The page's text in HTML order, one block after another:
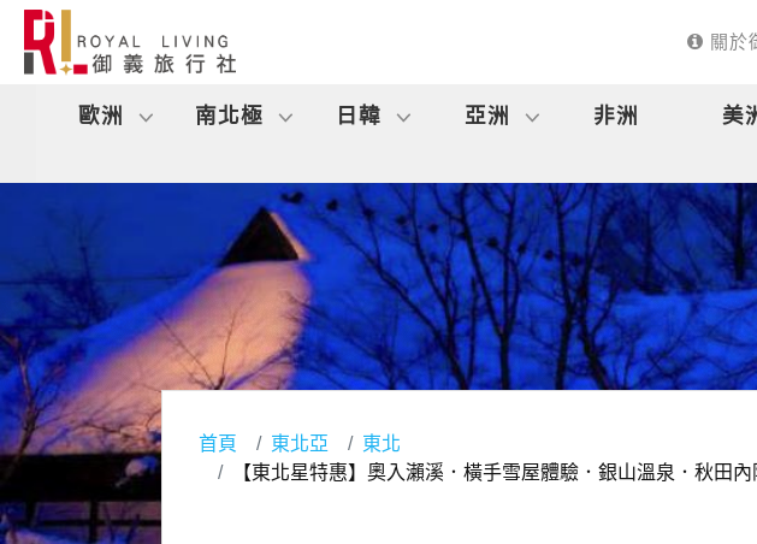
關於
歐洲 南北極 日韓 亞洲 非洲 美
首頁 東北亞
東北
【東北星特惠】奧入瀨溪．橫手雪屋體驗．銀山溫泉．秋田